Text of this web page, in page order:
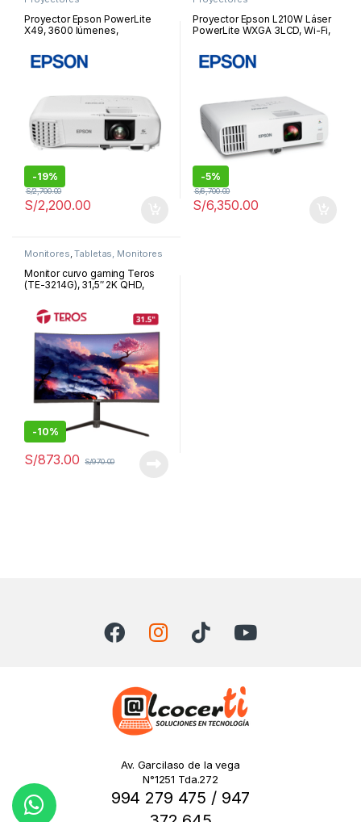
Proyector Epson PowerLite
X49, 3600 lúmenes,
monoaural: 5W x 1 |
V11H982020
-19%
S/2,200.00
S/2,700.00
Proyector Epson L210W Láser
PowerLite WXGA 3LCD, Wi-Fi,
(RJ-45) x1 | L210W
-5%
S/6,350.00
S/6,700.00
Monitores,Tabletas, Monitores
Monitor curvo gaming Teros
(TE-3214G), 31,5″ 2K QHD,
HDMI/DisplayPort/Freesync |
TE-3214G
-10%
S/873.00 S/970.00
Av. Garcilaso de la vega
N°1251 Tda.272
994 279 475 / 947